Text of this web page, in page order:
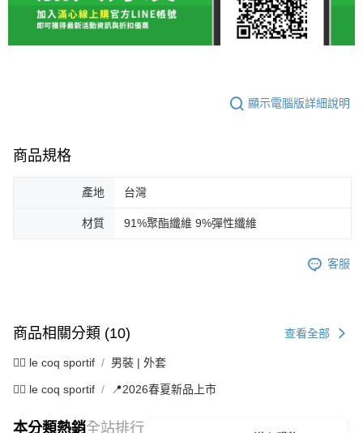
顯示電腦版詳細說明
商品規格
產地 台灣
材質 91%聚酯纖維 9%彈性纖維
客服
商品相關分類 (10) 查看全部
🚴‍♂️ le coq sportif 男裝 | 外套
🚴‍♂️ le coq sportif 📍2026春夏新品上市
本分類熱銷全站排行